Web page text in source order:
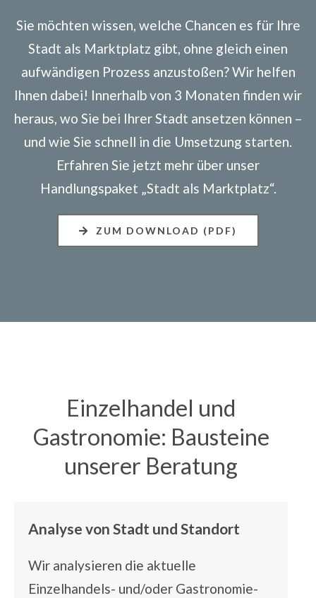
Sie möchten wissen, welche Chancen es für Ihre
Stadt als Marktplatz gibt, ohne gleich einen
aufwändigen Prozess anzustoßen? Wir helfen
Ihnen dabei! Innerhalb von 3 Monaten finden wir
heraus, wo Sie bei Ihrer Stadt ansetzen können –
und wie Sie schnell in die Umsetzung starten.
Erfahren Sie jetzt mehr über unser
Handlungspaket „Stadt als Marktplatz“.
ZUM DOWNLOAD (PDF)
Einzelhandel und
Gastronomie: Bausteine
unserer Beratung
Analyse von Stadt und Standort
Wir analysieren die aktuelle
Einzelhandels- und/oder Gastronomie-